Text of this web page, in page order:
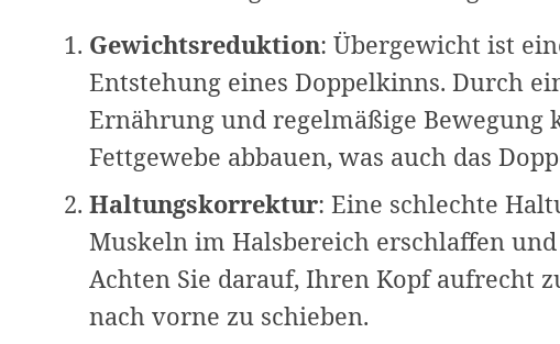
Gewichtsreduktion: Übergewicht ist
Entstehung eines Doppelkinns. Durch
Ernährung und regelmäßige Bewegung
Fettgewebe abbauen, was auch das
Haltungskorrektur: Eine schlechte
Muskeln im Halsbereich erschlaffen
Achten Sie darauf, Ihren Kopf aufrecht
nach vorne zu schieben.